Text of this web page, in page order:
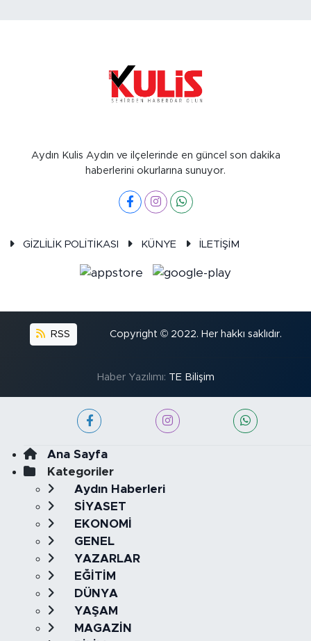
Aydın Kulis Aydın ve ilçelerinde en güncel son dakika
haberlerini okurlarına sunuyor.
GİZLİLİK POLİTİKASI KÜNYE İLETİŞİM
RSS Copyright © 2022. Her hakkı saklıdır.
Haber Yazılımı: TE Bilişim
Ana Sayfa
Kategoriler
Aydın Haberleri
SİYASET
EKONOMİ
GENEL
YAZARLAR
EĞİTİM
DÜNYA
YAŞAM
MAGAZİN